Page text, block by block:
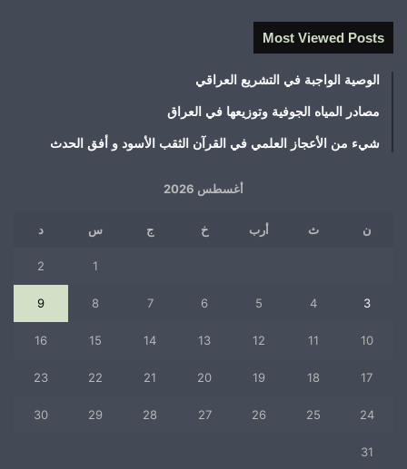
Most Viewed Posts
الوصية الواجبة في التشريع العراقي
مصادر المياه الجوفية وتوزيعها في العراق
شيء من الأعجاز العلمي في القرآن الثقب الأسود و أفق الحدث
أغسطس 2026
ن ث أرب خ ج س د
1
2
3
4
5
6
7
8
9
10
11
12
13
14
15
16
17
18
19
20
21
22
23
24
25
26
27
28
29
30
31